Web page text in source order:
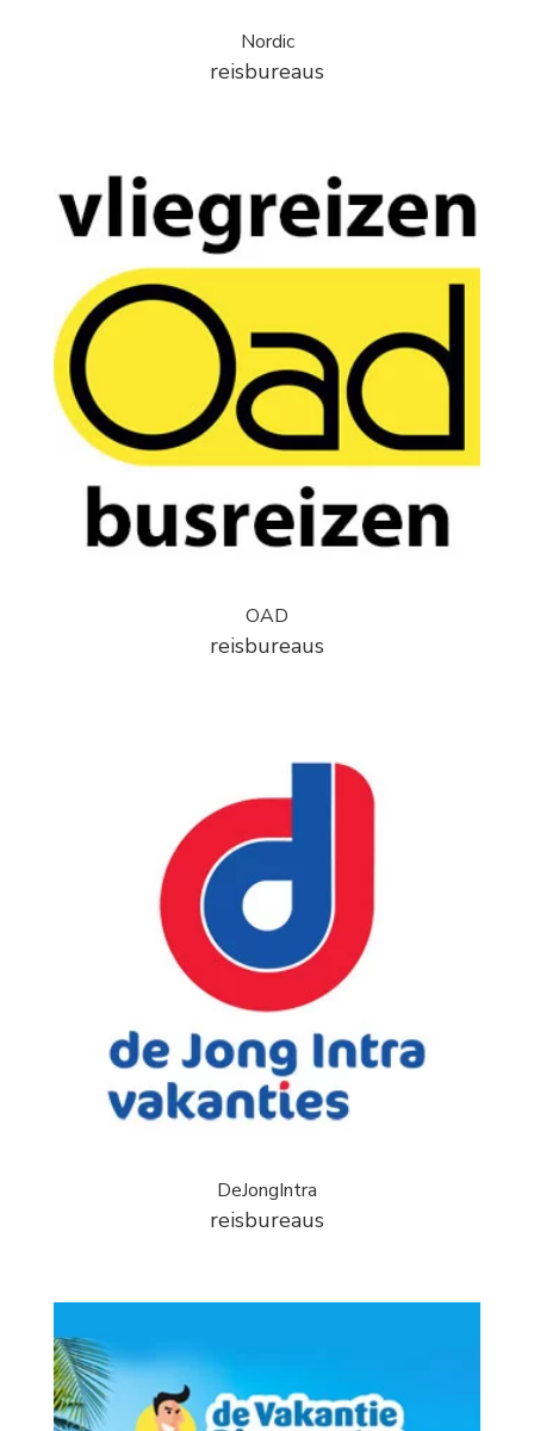
Nordic
reisbureaus
OAD
reisbureaus
DeJongIntra
reisbureaus